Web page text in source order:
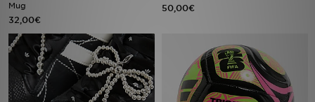
Mug
32,00€
50,00€
Meine Nachrichten
Bestellverfolgung
Hilfe & Kontakt